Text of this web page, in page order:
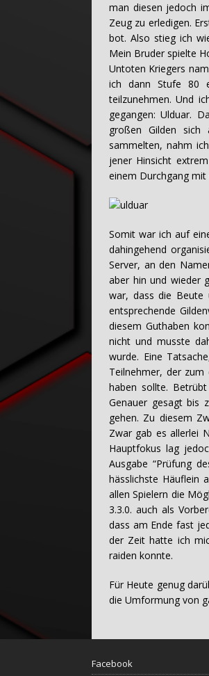
man diesen jedoch
Zeug zu erledigen.
bot. Also stieg ich
Mein Bruder spielte
Untoten Kriegers
ich dann Stufe 80
teilzunehmen. Und
gegangen: Ulduar.
großen Gilden sich
sammelten, nahm
jener Hinsicht
einem Durchgang
Somit war ich auf
dahingehend
Server, an den
aber hin und wieder
war, dass die Beute
entsprechende
diesem Guthaben
nicht und musste
wurde. Eine
Teilnehmer, der zum
haben sollte.
Genauer gesagt bis
gehen. Zu diesem
Zwar gab es allerlei
Hauptfokus lag
Ausgabe “Prüfung
hässlichste Häuflein
allen Spielern die
3.3.0. auch als
dass am Ende fast
der Zeit hatte ich
raiden konnte.
Für Heute genug
die Umformung von
Facebook